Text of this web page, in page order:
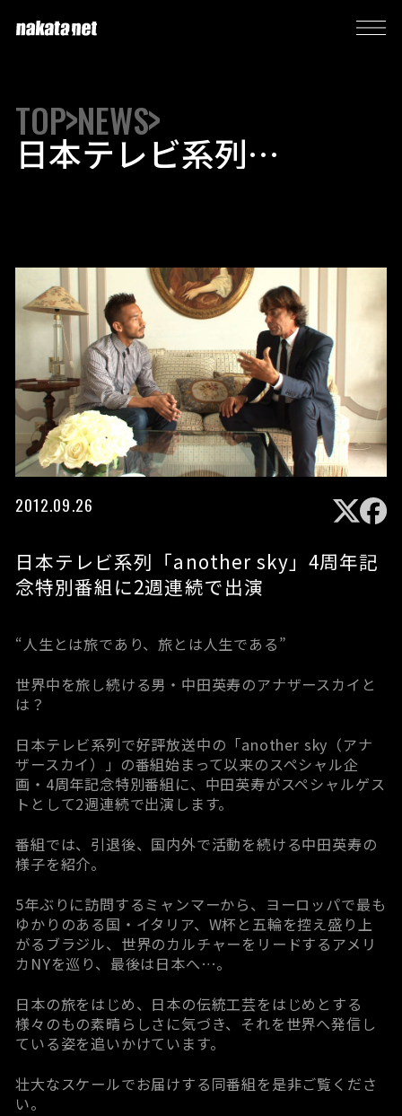
TOP NEWS
日本テレビ系列
「another sky」4周年記
2012.09.26
日本テレビ系列「another sky」4周年記
念特別番組に2週連続で出演
“人生とは旅であり、旅とは人生である”
世界中を旅し続ける男・中田英寿のアナザースカイと
は？
日本テレビ系列で好評放送中の「another sky（アナ
ザースカイ）」の番組始まって以来のスペシャル企
画・4周年記念特別番組に、中田英寿がスペシャルゲス
トとして2週連続で出演します。
番組では、引退後、国内外で活動を続ける中田英寿の
様子を紹介。
5年ぶりに訪問するミャンマーから、ヨーロッパで最も
ゆかりのある国・イタリア、W杯と五輪を控え盛り上
がるブラジル、世界のカルチャーをリードするアメリ
カNYを巡り、最後は日本へ…。
日本の旅をはじめ、日本の伝統工芸をはじめとする
様々のもの素晴らしさに気づき、それを世界へ発信し
ている姿を追いかけています。
壮大なスケールでお届けする同番組を是非ご覧くださ
い。